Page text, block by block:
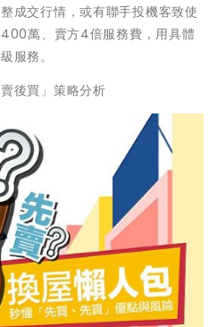
成交行情，或有聯手投機客致使
萬、賣方4倍服務費，用具體
服務。
後買」策略分析